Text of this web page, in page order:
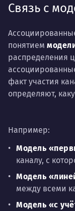
Связь с
понятием
распределения
факт участия
определяют,
Например:
Модель
каналу, с
Модель
между всеми
Модель «с